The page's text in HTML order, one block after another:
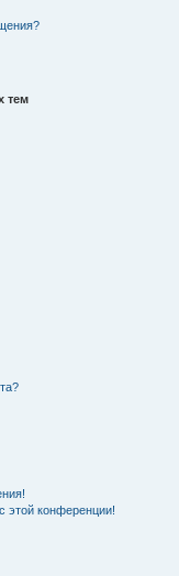
тем
этой конференции!